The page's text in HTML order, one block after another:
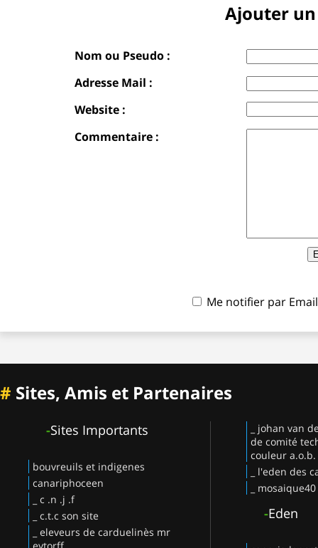
Ajouter
Nom ou Pseudo :
Adresse Mail :
Website :
Commentaire :
Me notifier par
# Sites, Amis et Partenaires
-Sites Importants
bouvreuils et indigenes
canariphoceen
_ c .n .j .f
_ c.t.c son site
_ eleveurs de carduelinès mr
eytorff
_ johan van
de comité
couleur a.o.b.
_ l'eden des
_ mosaique40
-Eden